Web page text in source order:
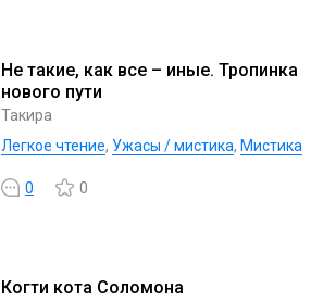
Не такие, как все – иные. Тропинка
нового пути
Такира
Легкое чтение, Ужасы / мистика, Мистика
0 0
Когти кота Соломона